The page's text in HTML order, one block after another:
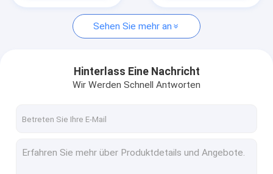
Blutprobe-Materialien
SST-Blutprüfrohr
Serum-Trennungs-Gel
Verbrauchsmaterialien für die medizinische Versorgung
Sehen Sie mehr an
Hinterlass Eine Nachricht
Wir Werden Schnell Antworten